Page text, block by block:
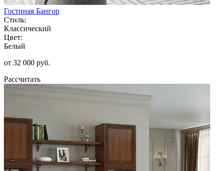
Гостиная Бангор
Стиль:
Классический
Цвет:
Белый
от 32 000 руб.
Рассчитать